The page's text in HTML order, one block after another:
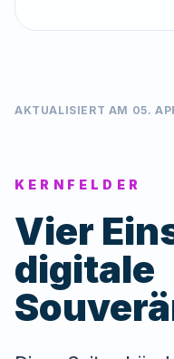
AKTUALISIERT AM 05.
KERNFELDER
Vier
digitale